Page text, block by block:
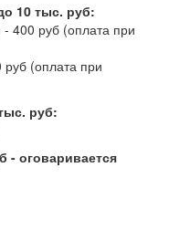
10 тыс. руб:
400 руб (оплата при
(оплата при
руб:
- оговаривается